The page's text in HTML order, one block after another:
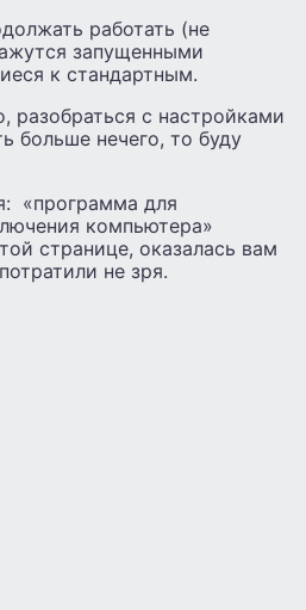
работать (не
запущенными
к стандартным.
разобраться с настройками
больше нечего, то буду
«программа для
компьютера»
странице, оказалась вам
не зря.